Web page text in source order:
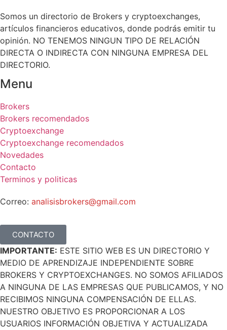
Somos un directorio de Brokers y cryptoexchanges,
artículos financieros educativos, donde podrás emitir tu
opinión. NO TENEMOS NINGUN TIPO DE RELACIÓN
DIRECTA O INDIRECTA CON NINGUNA EMPRESA DEL
DIRECTORIO.
Menu
Brokers
Brokers recomendados
Cryptoexchange
Cryptoexchange recomendados
Novedades
Contacto
Terminos y politicas
Correo: analisisbrokers@gmail.com
CONTACTO
IMPORTANTE: ESTE SITIO WEB ES UN DIRECTORIO Y
MEDIO DE APRENDIZAJE INDEPENDIENTE SOBRE
BROKERS Y CRYPTOEXCHANGES. NO SOMOS AFILIADOS
A NINGUNA DE LAS EMPRESAS QUE PUBLICAMOS, Y NO
RECIBIMOS NINGUNA COMPENSACIÓN DE ELLAS.
NUESTRO OBJETIVO ES PROPORCIONAR A LOS
USUARIOS INFORMACIÓN OBJETIVA Y ACTUALIZADA